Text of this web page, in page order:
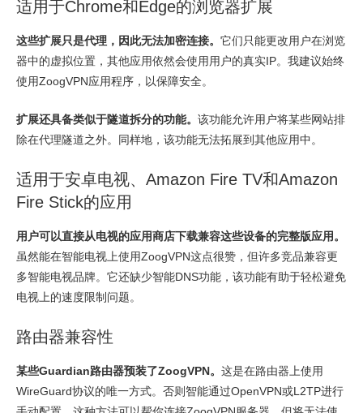
适用于Chrome和Edge的浏览器扩展
这些扩展只是代理，因此无法加密连接。 它们只能更改用户在浏览
器中的虚拟位置，其他应用依然会使用用户的真实IP。我建议始终
使用ZoogVPN应用程序，以保障安全。
扩展还具备类似于隧道拆分的功能。 该功能允许用户将某些网站排
除在代理隧道之外。同样地，该功能无法拓展到其他应用中。
适用于安卓电视、Amazon Fire TV和Amazon
Fire Stick的应用
用户可以直接从电视的应用商店下载兼容这些设备的完整版应用。
虽然能在智能电视上使用ZoogVPN这点很赞，但许多竞品兼容更
多智能电视品牌。它还缺少智能DNS功能，该功能有助于轻松避免
电视上的速度限制问题。
路由器兼容性
某些Guardian路由器预装了ZoogVPN。 这是在路由器上使用
WireGuard协议的唯一方式。否则智能通过OpenVPN或L2TP进行